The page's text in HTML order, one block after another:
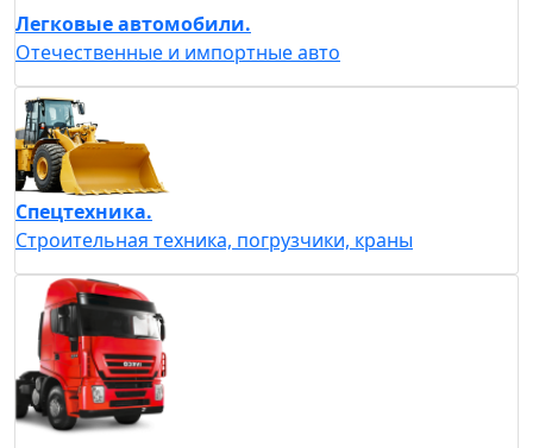
Легковые автомобили.
Отечественные и импортные авто
Спецтехника.
Строительная техника, погрузчики, краны